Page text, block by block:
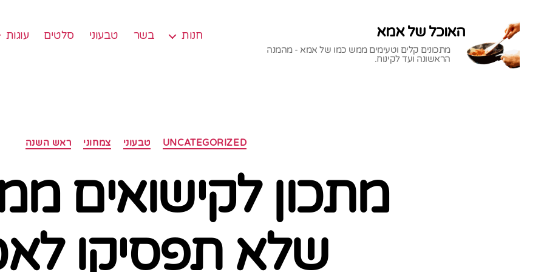
האוכל של אמא
מתכונים קלים וטעימים ממש כמו של אמא - מהמנה
הראשונה ועד לקינוח.
חנות בשר טבעוני סלטים עוגות
קטגוריות UNCATEGORIZED טבעוני צמחוני ראש השנה
מתכון לקישואים
שלא תפסיקו